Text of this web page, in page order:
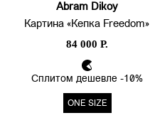
Abram Dikoy
Картина «Кепка Freedom»
84 000 Р.
Сплитом дешевле -10%
ONE SIZE